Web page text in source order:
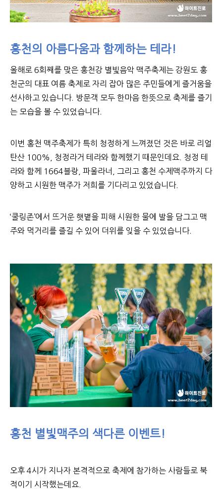
홍천의 아름다움과 함께하는 테라!
올해로 6회째를 맞은 홍천강 별빛음악 맥주축제는 강원도 홍
천군의 대표 여름 축제로 자리 잡아 많은 주민들에게 즐거움을
선사하고 있습니다. 방문객 모두 한마음 한뜻으로 축제를 즐기
는 모습을 볼 수 있었습니다.
이번 홍천 맥주축제가 특히 청정하게 느껴졌던 것은 바로 리얼
탄산 100%, 청정라거 테라와 함께했기 때문인데요. 청정 테
라와 함께 1664블랑, 파울라너, 그리고 홍천 수제맥주까지 다
양하고 시원한 맥주가 저희를 기다리고 있었습니다.
‘쿨링존’에서 뜨거운 햇볕을 피해 시원한 물에 발을 담그고 맥
주와 먹거리를 즐길 수 있어 더위를 잊을 수 있었습니다.
홍천 별빛맥주의 색다른 이벤트!
오후 4시가 지나자 본격적으로 축제에 참가하는 사람들로 북
적이기 시작했는데요.